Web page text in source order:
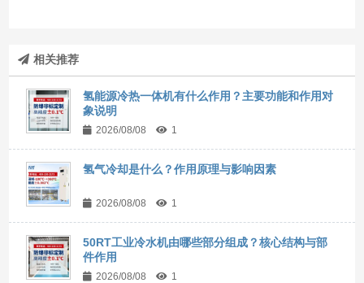
相关推荐
氢能源冷热一体机有什么作用？主要功能和作用对
象说明
2026/08/08 1
氢气冷却是什么？作用原理与影响因素
2026/08/08 1
50RT工业冷水机由哪些部分组成？核心结构与部
件作用
2026/08/08 1